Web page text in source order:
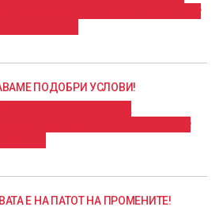
најмногу пријавени за тестот
ПОДОБРИ УСЛОВИ!
Железници Транспорт
Е НА ПАТОТ НА ПРОМЕНИТЕ!